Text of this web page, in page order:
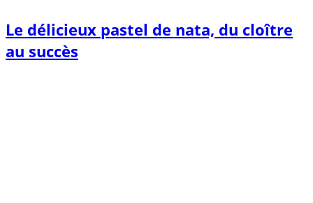
Le délicieux pastel de nata, du cloître
au succès